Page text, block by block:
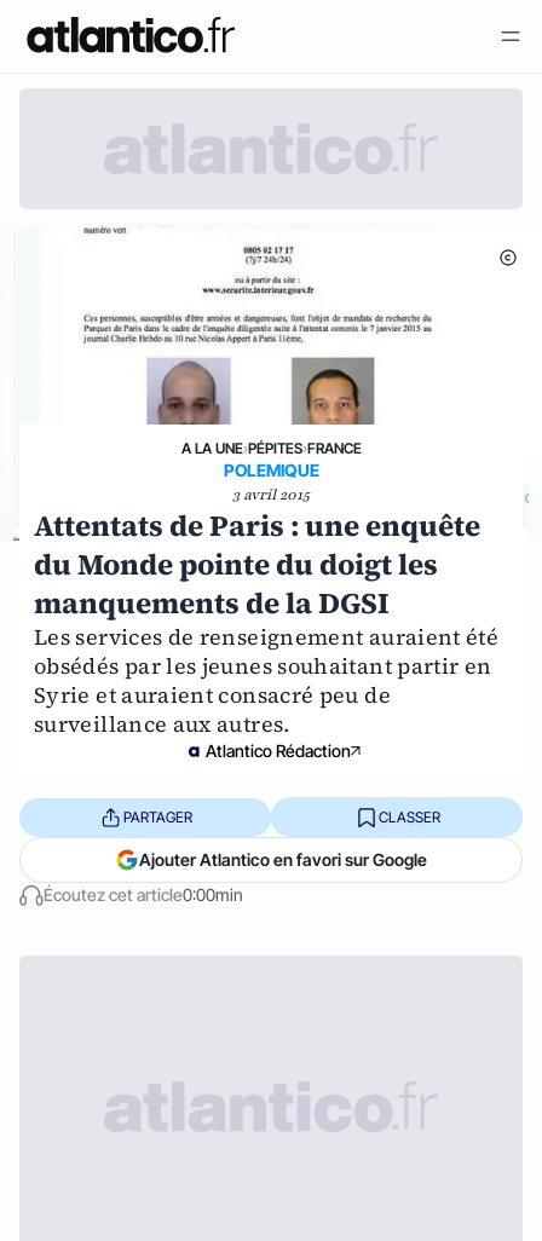
A LA UNE›PÉPITES›FRANCE
POLEMIQUE
3 avril 2015
Attentats de Paris : une enquête
du Monde pointe du doigt les
manquements de la DGSI
Les services de renseignement auraient été
obsédés par les jeunes souhaitant partir en
Syrie et auraient consacré peu de
surveillance aux autres.
Atlantico Rédaction
Écoutez cet article0:00min
PARTAGER CLASSER
Ajouter Atlantico en favori sur Google